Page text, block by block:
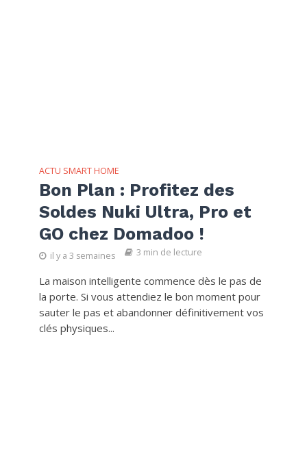
ACTU SMART HOME
Bon Plan : Profitez des
Soldes Nuki Ultra, Pro et
GO chez Domadoo !
il y a 3 semaines 3 min de lecture
La maison intelligente commence dès le pas de
la porte. Si vous attendiez le bon moment pour
sauter le pas et abandonner définitivement vos
clés physiques...